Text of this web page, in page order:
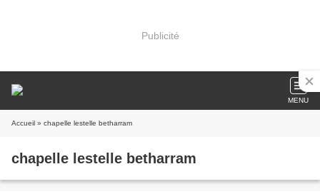
Publicité
MENU
Accueil » chapelle lestelle betharram
chapelle lestelle betharram